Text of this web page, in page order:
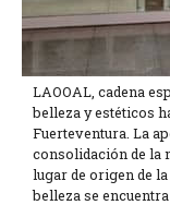
LAOOAL, cadena
belleza y estéticos
Fuerteventura. La
consolidación de la
lugar de origen de
belleza se